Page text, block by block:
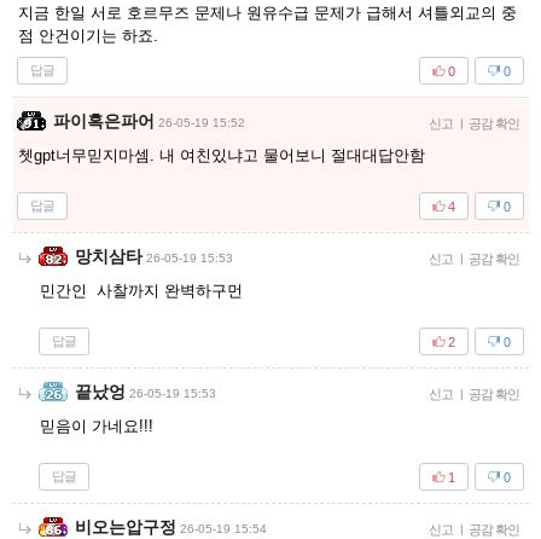
지금 한일 서로 호르무즈 문제나 원유수급 문제가 급해서 셔틀외교의 중
점 안건이기는 하죠.
답글 0
0
파이혹은파어 26-05-19 15:52 신고 공감 확인
쳇gpt너무믿지마셈. 내 여친있냐고 물어보니 절대대답안함
답글 0
4
망치삼타 26-05-19 15:53 신고 공감 확인
민간인 사찰까지 완벽하구먼
답글 0
2
끝났엉 26-05-19 15:53 신고 공감 확인
믿음이 가네요!!!
답글 0
1
비오는압구정 26-05-19 15:54 신고 공감 확인